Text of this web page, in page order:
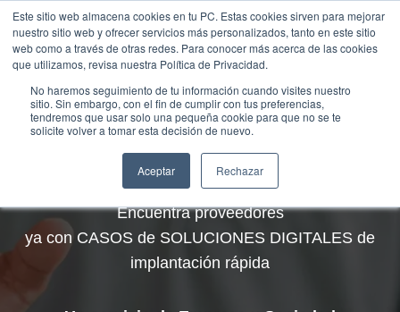
Este sitio web almacena cookies en tu PC. Estas cookies sirven para mejorar
nuestro sitio web y ofrecer servicios más personalizados, tanto en este sitio
web como a través de otras redes. Para conocer más acerca de las cookies
que utilizamos, revisa nuestra Política de Privacidad.
No haremos seguimiento de tu información cuando visites nuestro
sitio. Sin embargo, con el fin de cumplir con tus preferencias,
tendremos que usar solo una pequeña cookie para que no se te
solicite volver a tomar esta decisión de nuevo.
Aceptar Rechazar
Saltar
contenido
MARKETPLACE B
Encuentra proveedores
ya con CASOS de SOLUCIONES DIGITALES de
implantación rápida
Traducir »